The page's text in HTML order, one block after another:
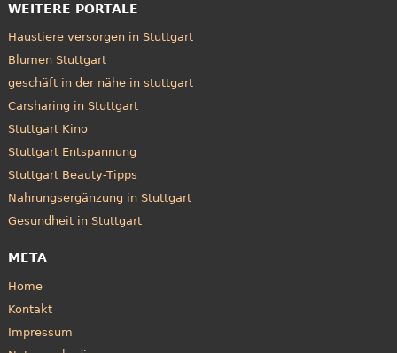
WEITERE PORTALE
Haustiere versorgen in Stuttgart
Blumen Stuttgart
geschäft in der nähe in stuttgart
Carsharing in Stuttgart
Stuttgart Kino
Stuttgart Entspannung
Stuttgart Beauty-Tipps
Nahrungsergänzung in Stuttgart
Gesundheit in Stuttgart
META
Home
Kontakt
Impressum